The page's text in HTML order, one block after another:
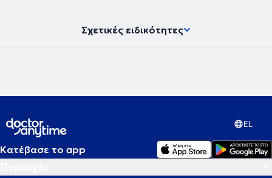
Σχετικές ειδικότητες
EL
Κατέβασε το app